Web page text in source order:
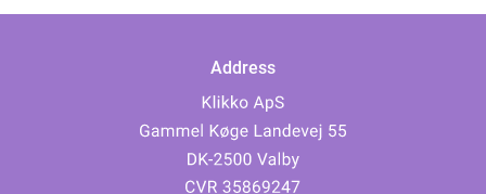
Address